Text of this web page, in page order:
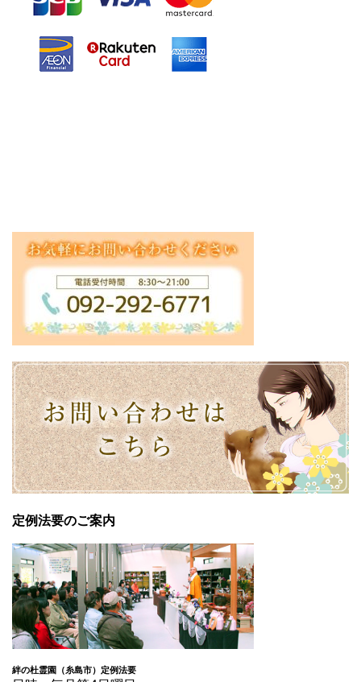
定例法要のご案内
絆の杜霊園（糸島市）定例法要